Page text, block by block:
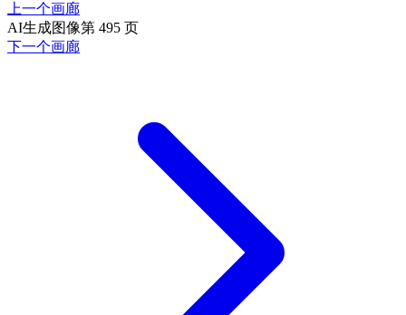
上一个画廊
AI生成图像第 495 页
下一个画廊